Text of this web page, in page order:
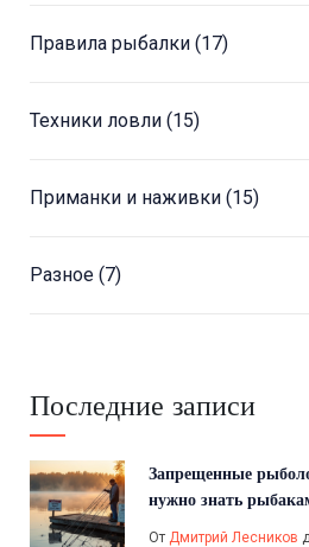
Правила рыбалки (17)
Техники ловли (15)
Приманки и наживки (15)
Разное (7)
Последние записи
Запрещенные
нужно знать
От Дмитрий Лесников